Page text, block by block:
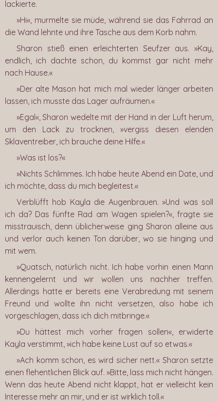
lackierte.
»Hi«, murmelte sie müde, während sie das Fahrrad an
die Wand lehnte und ihre Tasche aus dem Korb nahm.
Sharon stieß einen erleichterten Seufzer aus. »Kay,
endlich, ich dachte schon, du kommst gar nicht mehr
nach Hause.«
»Der alte Mason hat mich mal wieder länger arbeiten
lassen, ich musste das Lager aufräumen.«
»Egal«, Sharon wedelte mit der Hand in der Luft herum,
um den Lack zu trocknen, »vergiss diesen elenden
Sklaventreiber, ich brauche deine Hilfe.«
»Was ist los?«
»Nichts Schlimmes. Ich habe heute Abend ein Date, und
ich möchte, dass du mich begleitest.«
Verblüfft hob Kayla die Augenbrauen. »Und was soll
ich da? Das fünfte Rad am Wagen spielen?«, fragte sie
misstrauisch, denn üblicherweise ging Sharon alleine aus
und verlor auch keinen Ton darüber, wo sie hinging und
mit wem.
»Quatsch, natürlich nicht. Ich habe vorhin einen Mann
kennengelernt und wir wollen uns nachher treffen.
Allerdings hatte er bereits eine Verabredung mit seinem
Freund und wollte ihn nicht versetzen, also habe ich
vorgeschlagen, dass ich dich mitbringe.«
»Du hättest mich vorher fragen sollen«, erwiderte
Kayla verstimmt, »ich habe keine Lust auf so etwas.«
»Ach komm schon, es wird sicher nett.« Sharon setzte
einen flehentlichen Blick auf. »Bitte, lass mich nicht hängen.
Wenn das heute Abend nicht klappt, hat er vielleicht kein
Interesse mehr an mir, und er ist wirklich toll.«